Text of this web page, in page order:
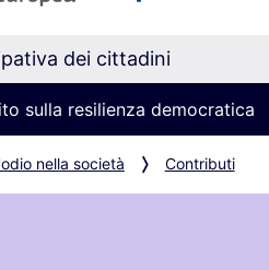
dei cittadini
sulla resilienza democratica
nella società Contributi